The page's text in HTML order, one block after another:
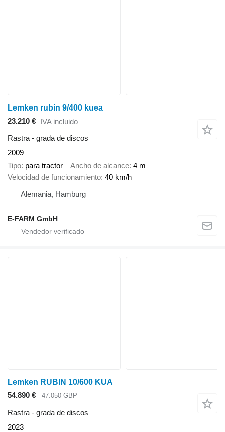
Lemken rubin 9/400 kuea
23.210 € IVA incluido
Rastra - grada de discos
2009
Tipo para tractor Ancho de alcance 4 m
Velocidad de funcionamiento 40 km/h
Alemania, Hamburg
E-FARM GmbH
Lemken RUBIN 10/600 KUA
54.890 €
47.050 GBP
Rastra - grada de discos
2023